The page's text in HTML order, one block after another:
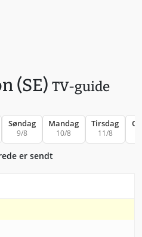
(SE) TV-guide
Søndag
9/8
Mandag
10/8
Tirsdag
11/8
er sendt